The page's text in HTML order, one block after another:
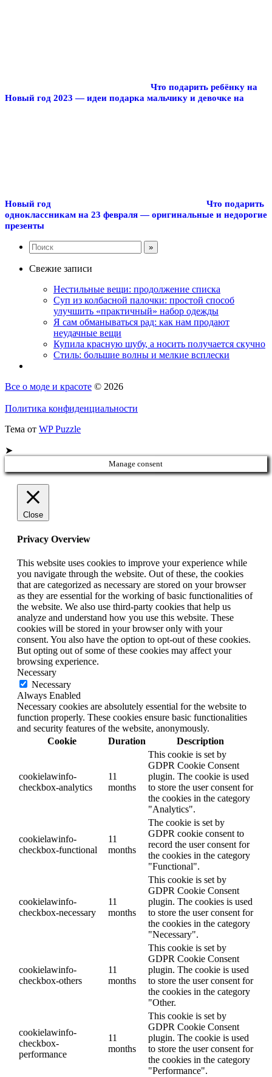
Что подарить ребёнку на
Новый год 2023 — идеи подарка мальчику и девочке на
Новый год
Что подарить
одноклассникам на 23 февраля — оригинальные и недорогие
презенты
Свежие записи
Нестильные вещи: продолжение списка
Суп из колбасной палочки: простой способ
улучшить «практичный» набор одежды
Я сам обманываться рад: как нам продают
неудачные вещи
Купила красную шубу, а носить получается скучно
Стиль: большие волны и мелкие всплески
Все о моде и красоте © 2026
Политика конфиденциальности
Тема от WP Puzzle
➤
Manage consent
Close
Privacy Overview
This website uses cookies to improve your experience while
you navigate through the website. Out of these, the cookies
that are categorized as necessary are stored on your browser
as they are essential for the working of basic functionalities of
the website. We also use third-party cookies that help us
analyze and understand how you use this website. These
cookies will be stored in your browser only with your
consent. You also have the option to opt-out of these cookies.
But opting out of some of these cookies may affect your
browsing experience.
Necessary
Necessary
Always Enabled
Necessary cookies are absolutely essential for the website to
function properly. These cookies ensure basic functionalities
and security features of the website, anonymously.
Cookie
Duration Description
cookielawinfo-
checkbox-analytics
11
months
This cookie is set by
GDPR Cookie Consent
plugin. The cookie is used
to store the user consent for
the cookies in the category
"Analytics".
cookielawinfo-
checkbox-functional
11
months
The cookie is set by
GDPR cookie consent to
record the user consent for
the cookies in the category
"Functional".
cookielawinfo-
checkbox-necessary
11
months
This cookie is set by
GDPR Cookie Consent
plugin. The cookies is used
to store the user consent for
the cookies in the category
"Necessary".
cookielawinfo-
checkbox-others
11
months
This cookie is set by
GDPR Cookie Consent
plugin. The cookie is used
to store the user consent for
the cookies in the category
"Other.
cookielawinfo-
checkbox-
performance
11
months
This cookie is set by
GDPR Cookie Consent
plugin. The cookie is used
to store the user consent for
the cookies in the category
"Performance".